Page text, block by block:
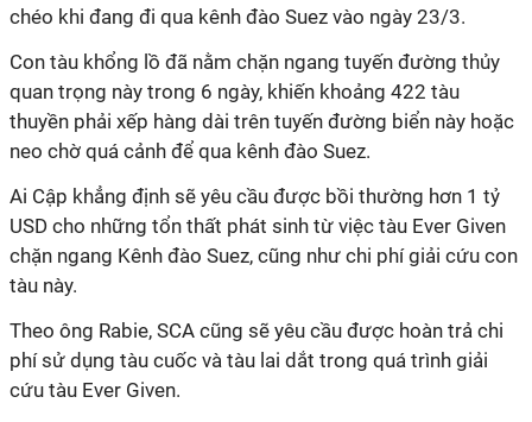
chéo khi đang đi qua kênh đào Suez vào ngày 23/3.
Con tàu khổng lồ đã nằm chặn ngang tuyến đường thủy
quan trọng này trong 6 ngày, khiến khoảng 422 tàu
thuyền phải xếp hàng dài trên tuyến đường biển này hoặc
neo chờ quá cảnh để qua kênh đào Suez.
Ai Cập khẳng định sẽ yêu cầu được bồi thường hơn 1 tỷ
USD cho những tổn thất phát sinh từ việc tàu Ever Given
chặn ngang Kênh đào Suez, cũng như chi phí giải cứu con
tàu này.
Theo ông Rabie, SCA cũng sẽ yêu cầu được hoàn trả chi
phí sử dụng tàu cuốc và tàu lai dắt trong quá trình giải
cứu tàu Ever Given.